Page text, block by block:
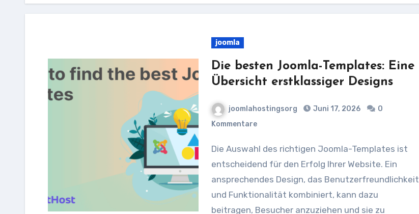
joomla
Die besten Joomla-Templates: Eine
Übersicht erstklassiger Designs
joomlahostingsorg Juni 17, 2026
0
Kommentare
Die Auswahl des richtigen Joomla-Templates ist
entscheidend für den Erfolg Ihrer Website. Ein
ansprechendes Design, das Benutzerfreundlichkeit
und Funktionalität kombiniert, kann dazu
beitragen, Besucher anzuziehen und sie zu